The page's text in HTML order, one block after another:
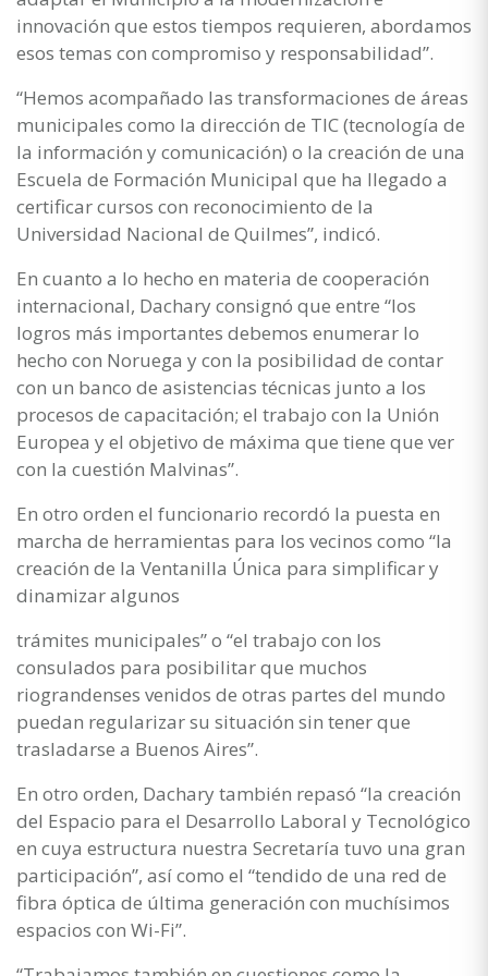
innovación que estos tiempos requieren, abordamos
esos temas con compromiso y responsabilidad”.
“Hemos acompañado las transformaciones de áreas
municipales como la dirección de TIC (tecnología de
la información y comunicación) o la creación de una
Escuela de Formación Municipal que ha llegado a
certificar cursos con reconocimiento de la
Universidad Nacional de Quilmes”, indicó.
En cuanto a lo hecho en materia de cooperación
internacional, Dachary consignó que entre “los
logros más importantes debemos enumerar lo
hecho con Noruega y con la posibilidad de contar
con un banco de asistencias técnicas junto a los
procesos de capacitación; el trabajo con la Unión
Europea y el objetivo de máxima que tiene que ver
con la cuestión Malvinas”.
En otro orden el funcionario recordó la puesta en
marcha de herramientas para los vecinos como “la
creación de la Ventanilla Única para simplificar y
dinamizar algunos
trámites municipales” o “el trabajo con los
consulados para posibilitar que muchos
riograndenses venidos de otras partes del mundo
puedan regularizar su situación sin tener que
trasladarse a Buenos Aires”.
En otro orden, Dachary también repasó “la creación
del Espacio para el Desarrollo Laboral y Tecnológico
en cuya estructura nuestra Secretaría tuvo una gran
participación”, así como el “tendido de una red de
fibra óptica de última generación con muchísimos
espacios con Wi-Fi”.